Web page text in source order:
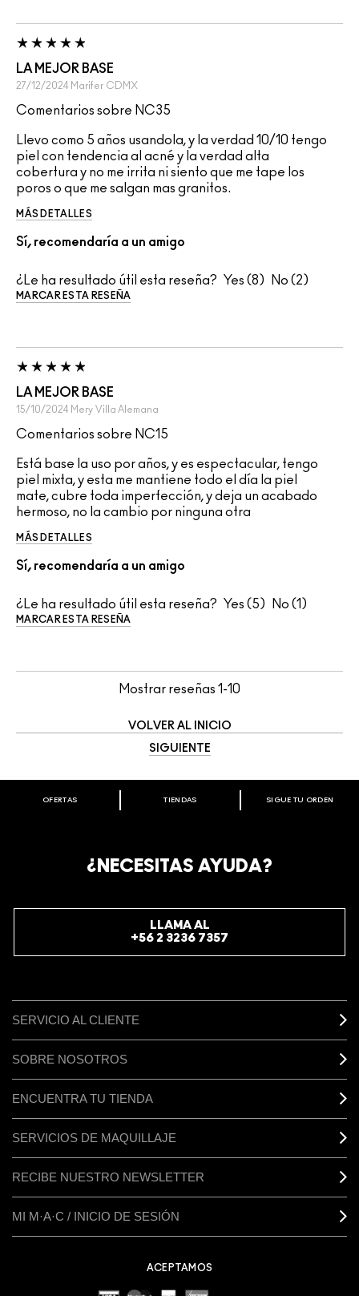
LA MEJOR BASE
27/12/2024 Marifer CDMX
Comentarios sobre NC35
Llevo como 5 años usandola, y la verdad 10/10 tengo
piel con tendencia al acné y la verdad alta
cobertura y no me irrita ni siento que me tape los
poros o que me salgan mas granitos.
MÁS DETALLES
Sí, recomendaría a un amigo
¿Le ha resultado útil esta reseña? 8 2
MARCAR ESTA RESEÑA
LA MEJOR BASE
15/10/2024 Mery Villa Alemana
Comentarios sobre NC15
Está base la uso por años, y es espectacular, tengo
piel mixta, y esta me mantiene todo el día la piel
mate, cubre toda imperfección, y deja un acabado
hermoso, no la cambio por ninguna otra
MÁS DETALLES
Sí, recomendaría a un amigo
¿Le ha resultado útil esta reseña? 5 1
MARCAR ESTA RESEÑA
Mostrar reseñas 1-10
VOLVER AL INICIO
SIGUIENTE
BIENVENIDO A M·A·C COSMETICS
REGÍSTRATE AHORA PARA RECIBIR INFORMACIÓN
OFERTAS TIENDAS SIGUE TU ORDEN
¿NECESITAS AYUDA?
LLAMA AL
+56 2 3236 7357
SERVICIO AL CLIENTE
SOBRE NOSOTROS
ENCUENTRA TU TIENDA
SERVICIOS DE MAQUILLAJE
RECIBE NUESTRO NEWSLETTER
MI M·A·C / INICIO DE SESIÓN
ACEPTAMOS